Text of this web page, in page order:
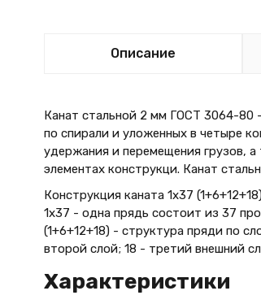
Описание
Канат стальной 2 мм ГОСТ 3064-80
по спирали и уложенных в четыре
удержания и перемещения грузов,
элементах конструкци. Канат
Конструкция каната 1х37
1х37 - одна прядь состоит из 37
(1+6+12+18) - структура пряди по
второй слой; 18 - третий внешний
Характеристики